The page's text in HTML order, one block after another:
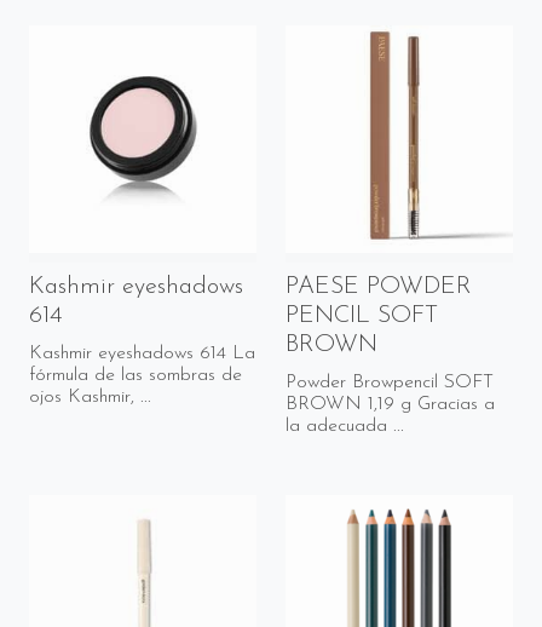
Kashmir eyeshadows
614
Kashmir eyeshadows 614 La
fórmula de las sombras de
ojos Kashmir, ...
PAESE POWDER
PENCIL SOFT
BROWN
Powder Browpencil SOFT
BROWN 1,19 g Gracias a
la adecuada ...